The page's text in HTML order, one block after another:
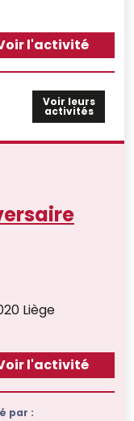
Voir leurs
activités
l'activité
par :
Liège
l'activité